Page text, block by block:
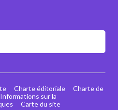
Charte éditoriale
Charte de
Informations sur la
Carte du site